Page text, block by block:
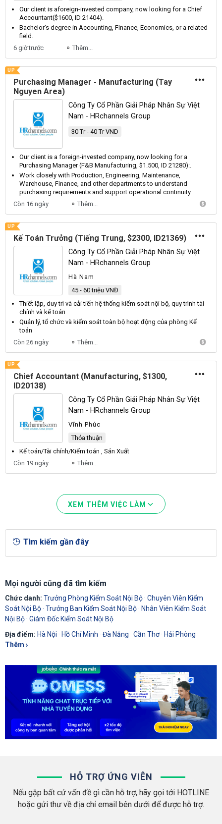
Our client is aforeign-invested company, now looking for a Chief
Accountant($1600, ID 21404).
Bachelor's degree in Accounting, Finance, Economics, or a related
field.
6 giờ trước
Thêm...
UP
Purchasing Manager - Manufacturing (Tay
Nguyen Area)
Công Ty Cổ Phần Giải Pháp Nhân Sự Việt
Nam - HRchannels Group
30 Tr - 40 Tr VND
Our client is a foreign-invested company, now looking for a
Purchasing Manager(F&B Manufacturing, $1.500, ID 21280):.
Work closely with Production, Engineering, Maintenance,
Warehouse, Finance, and other departments to understand
purchasing requirements and support operational continuity.
Còn 16 ngày
Thêm...
UP
Kế Toán Trưởng (Tiếng Trung, $2300, ID21369)
Công Ty Cổ Phần Giải Pháp Nhân Sự Việt
Nam - HRchannels Group
Hà Nam
45 - 60 triệu VNĐ
Thiết lập, duy trì và cải tiến hệ thống kiểm soát nội bộ, quy trình tài
chính và kế toán
Quản lý, tổ chức và kiểm soáttoàn bộ hoạt động của phòng Kế
toán
Còn 26 ngày
Thêm...
UP
Chief Accountant (Manufacturing, $1300,
ID20138)
Công Ty Cổ Phần Giải Pháp Nhân Sự Việt
Nam - HRchannels Group
Vĩnh Phúc
Thỏa thuận
Kế toán/Tài chính/Kiểm toán , Sản Xuất
Còn 19 ngày
Thêm...
XEM THÊM VIỆC LÀM
Tìm kiếm gần đây
Mọi người cũng đã tìm kiếm
Chức danh: Trưởng Phòng Kiểm Soát Nội Bộ· Chuyên Viên Kiểm
Soát Nội Bộ· Trưởng Ban Kiểm Soát Nội Bộ· Nhân Viên Kiểm Soát
Nội Bộ· Giám Đốc Kiểm Soát Nội Bộ
Địa điểm: Hà Nội · Hồ Chí Minh · Đà Nẵng · Cần Thơ· Hải Phòng ·
Thêm ›
HỖ TRỢ ỨNG VIÊN
Nếu gặp bất cứ vấn đề gì cần hỗ trợ, hãy gọi tới HOTLINE
hoặc gửi thư về địa chỉ email bên dưới để được hỗ trợ.